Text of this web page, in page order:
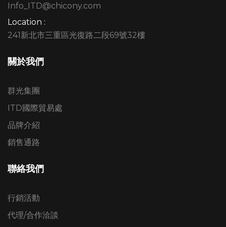
Info_ITD@chicony.com
Location :
241新北市三重區光復路二段69號32樓
關於我們
群光集團
ITD國際貿易處
品牌介紹
銷售通路
聯絡我們
行銷活動
代理/合作洽談